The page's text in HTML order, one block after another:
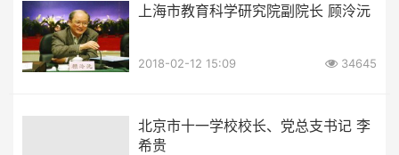
上海市教育科学研究院副院长 顾泠沅
2018-02-12 15:09 34645
北京市十一学校校长、党总支书记 李
希贵